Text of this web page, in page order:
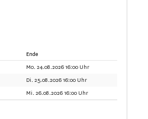
Ende
Mo. 24.08.2026 16:00 Uhr
Di. 25.08.2026 16:00 Uhr
Mi. 26.08.2026 16:00 Uhr